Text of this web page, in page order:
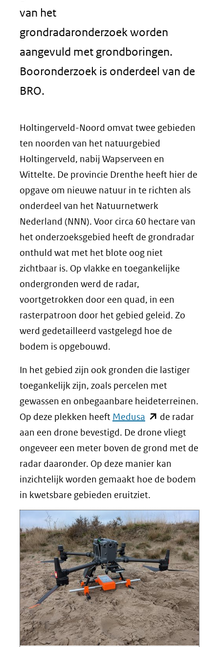
van het
grondradaronderzoek worden
aangevuld met grondboringen.
Booronderzoek is onderdeel van de
BRO.
Holtingerveld-Noord omvat twee gebieden
ten noorden van het natuurgebied
Holtingerveld, nabij Wapserveen en
Wittelte. De provincie Drenthe heeft hier de
opgave om nieuwe natuur in te richten als
onderdeel van het Natuurnetwerk
Nederland (NNN). Voor circa 60 hectare van
het onderzoeksgebied heeft de grondradar
onthuld wat met het blote oog niet
zichtbaar is. Op vlakke en toegankelijke
ondergronden werd de radar,
voortgetrokken door een quad, in een
rasterpatroon door het gebied geleid. Zo
werd gedetailleerd vastgelegd hoe de
bodem is opgebouwd.
In het gebied zijn ook gronden die lastiger
toegankelijk zijn, zoals percelen met
gewassen en onbegaanbare heideterreinen.
Op deze plekken heeft Medusa (opent
in
nieuw
venster)
(verwijst
naar
een
andere
website)
de radar
aan een drone bevestigd. De drone vliegt
ongeveer een meter boven de grond met de
radar daaronder. Op deze manier kan
inzichtelijk worden gemaakt hoe de bodem
in kwetsbare gebieden eruitziet.